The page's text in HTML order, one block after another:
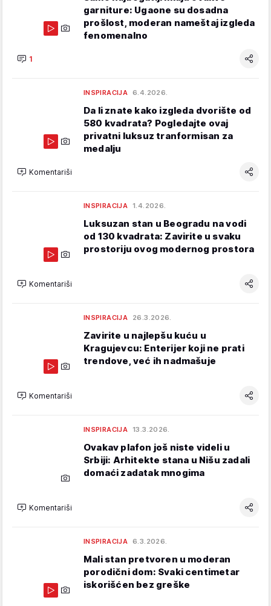
garniture: Ugaone su dosadna
prošlost, moderan nameštaj izgleda
fenomenalno
1
INSPIRACIJA 6.4.2026.
Da li znate kako izgleda dvorište od
580 kvadrata? Pogledajte ovaj
privatni luksuz tranformisan za
medalju
Komentariši
INSPIRACIJA 1.4.2026.
Luksuzan stan u Beogradu na vodi
od 130 kvadrata: Zavirite u svaku
prostoriju ovog modernog prostora
Komentariši
INSPIRACIJA 26.3.2026.
Zavirite u najlepšu kuću u
Kragujevcu: Enterijer koji ne prati
trendove, već ih nadmašuje
Komentariši
INSPIRACIJA 13.3.2026.
Ovakav plafon još niste videli u
Srbiji: Arhitekte stana u Nišu zadali
domaći zadatak mnogima
Komentariši
INSPIRACIJA 6.3.2026.
Mali stan pretvoren u moderan
porodični dom: Svaki centimetar
iskorišćen bez greške